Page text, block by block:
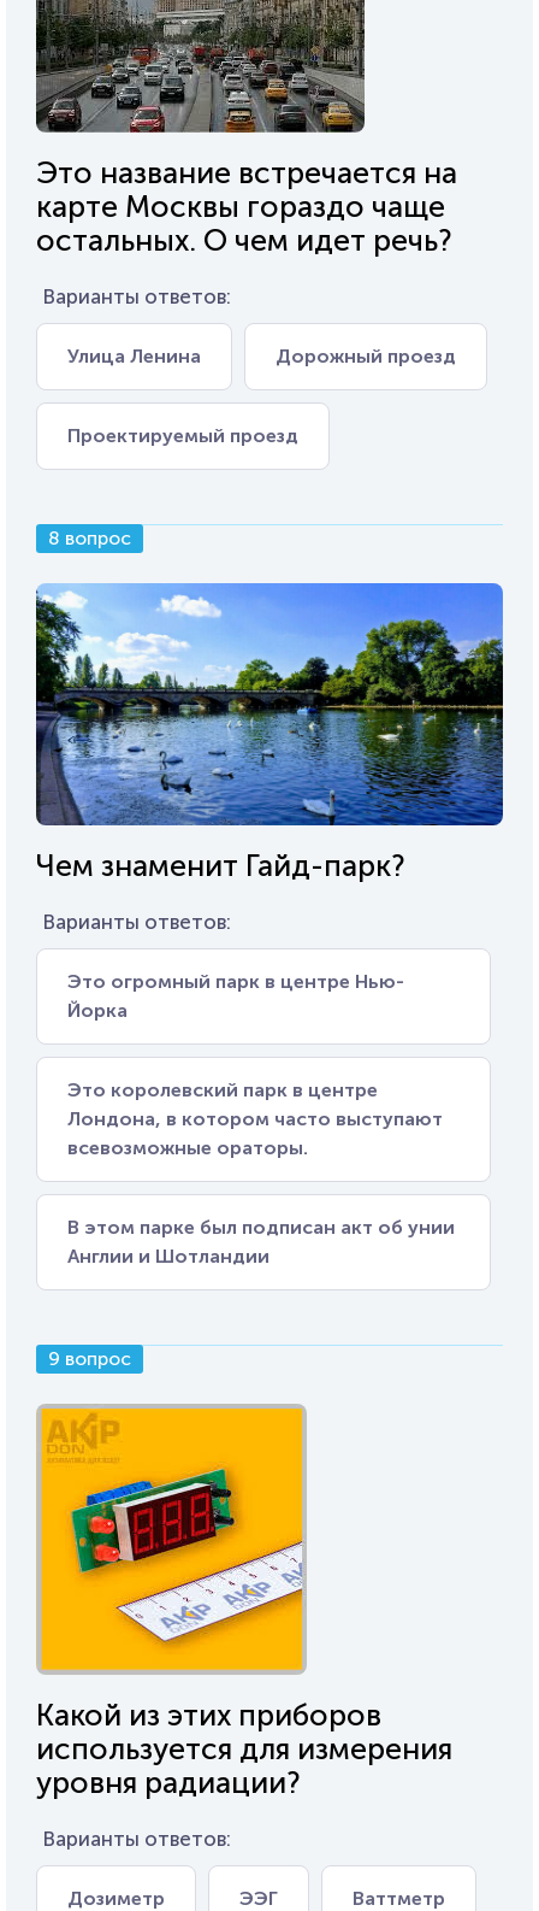
Это название встречается на
карте Москвы гораздо чаще
остальных. О чем идет речь?
Варианты ответов:
Улица Ленина Дорожный проезд
Проектируемый проезд
8 вопрос
Чем знаменит Гайд-парк?
Варианты ответов:
Это огромный парк в центре Нью-
Йорка
Это королевский парк в центре
Лондона, в котором часто выступают
всевозможные ораторы.
В этом парке был подписан акт об унии
Англии и Шотландии
9 вопрос
Какой из этих приборов
используется для измерения
уровня радиации?
Варианты ответов:
Дозиметр ЭЭГ Ваттметр